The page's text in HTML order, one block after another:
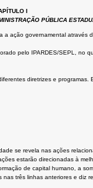
I
PÚBLICA
ação governamental através
pelo IPARDES/SEPL,
diretrizes e
se revela nas ações
estarão direcionadas à
de capital humano, a
três linhas anteriores e diz